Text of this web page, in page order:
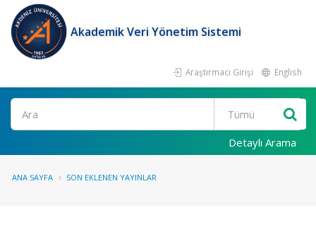
Akademik Veri Yönetim Sistemi
Araştırmacı Girişi English
Ara
Detaylı Arama
ANA SAYFA SON EKLENEN YAYINLAR